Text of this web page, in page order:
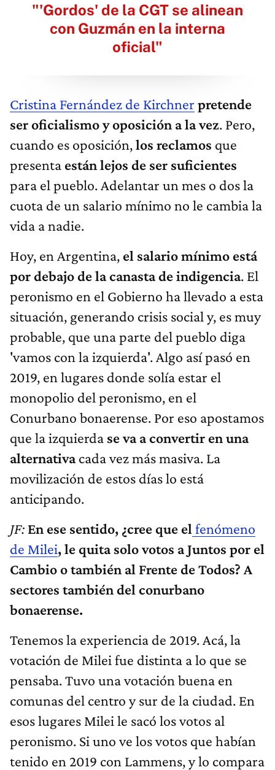
"'Gordos' de la CGT se alinean
con Guzmán en la interna
oficial"
Cristina Fernández de Kirchner pretende
ser oficialismo y oposición a la vez. Pero,
cuando es oposición,los reclamos que
presenta están lejos de ser suficientes
para el pueblo. Adelantar un mes o dos la
cuota de un salario mínimo no le cambia la
vida a nadie.
Hoy, en Argentina, el salario mínimo está
por debajo de la canasta de indigencia. El
peronismo en el Gobierno ha llevado a esta
situación, generando crisis social y, es muy
probable, que una parte del pueblo diga
'vamos con la izquierda'. Algo así pasó en
2019, en lugares donde solía estar el
monopolio del peronismo, en el
Conurbano bonaerense. Por eso apostamos
que la izquierda se va a convertir en una
alternativacada vez más masiva. La
movilización de estos días lo está
anticipando.
JF: En ese sentido, ¿cree que el fenómeno
de Milei, le quita solo votos a Juntos por el
Cambio o también al Frente de Todos? A
sectores también del conurbano
bonaerense.
Tenemos la experiencia de 2019. Acá, la
votación de Milei fue distinta a lo que se
pensaba. Tuvo una votación buena en
comunas del centro y sur de la ciudad. En
esos lugares Milei le sacó los votos al
peronismo. Si uno ve los votos que habían
tenido en 2019 con Lammens, y lo compara